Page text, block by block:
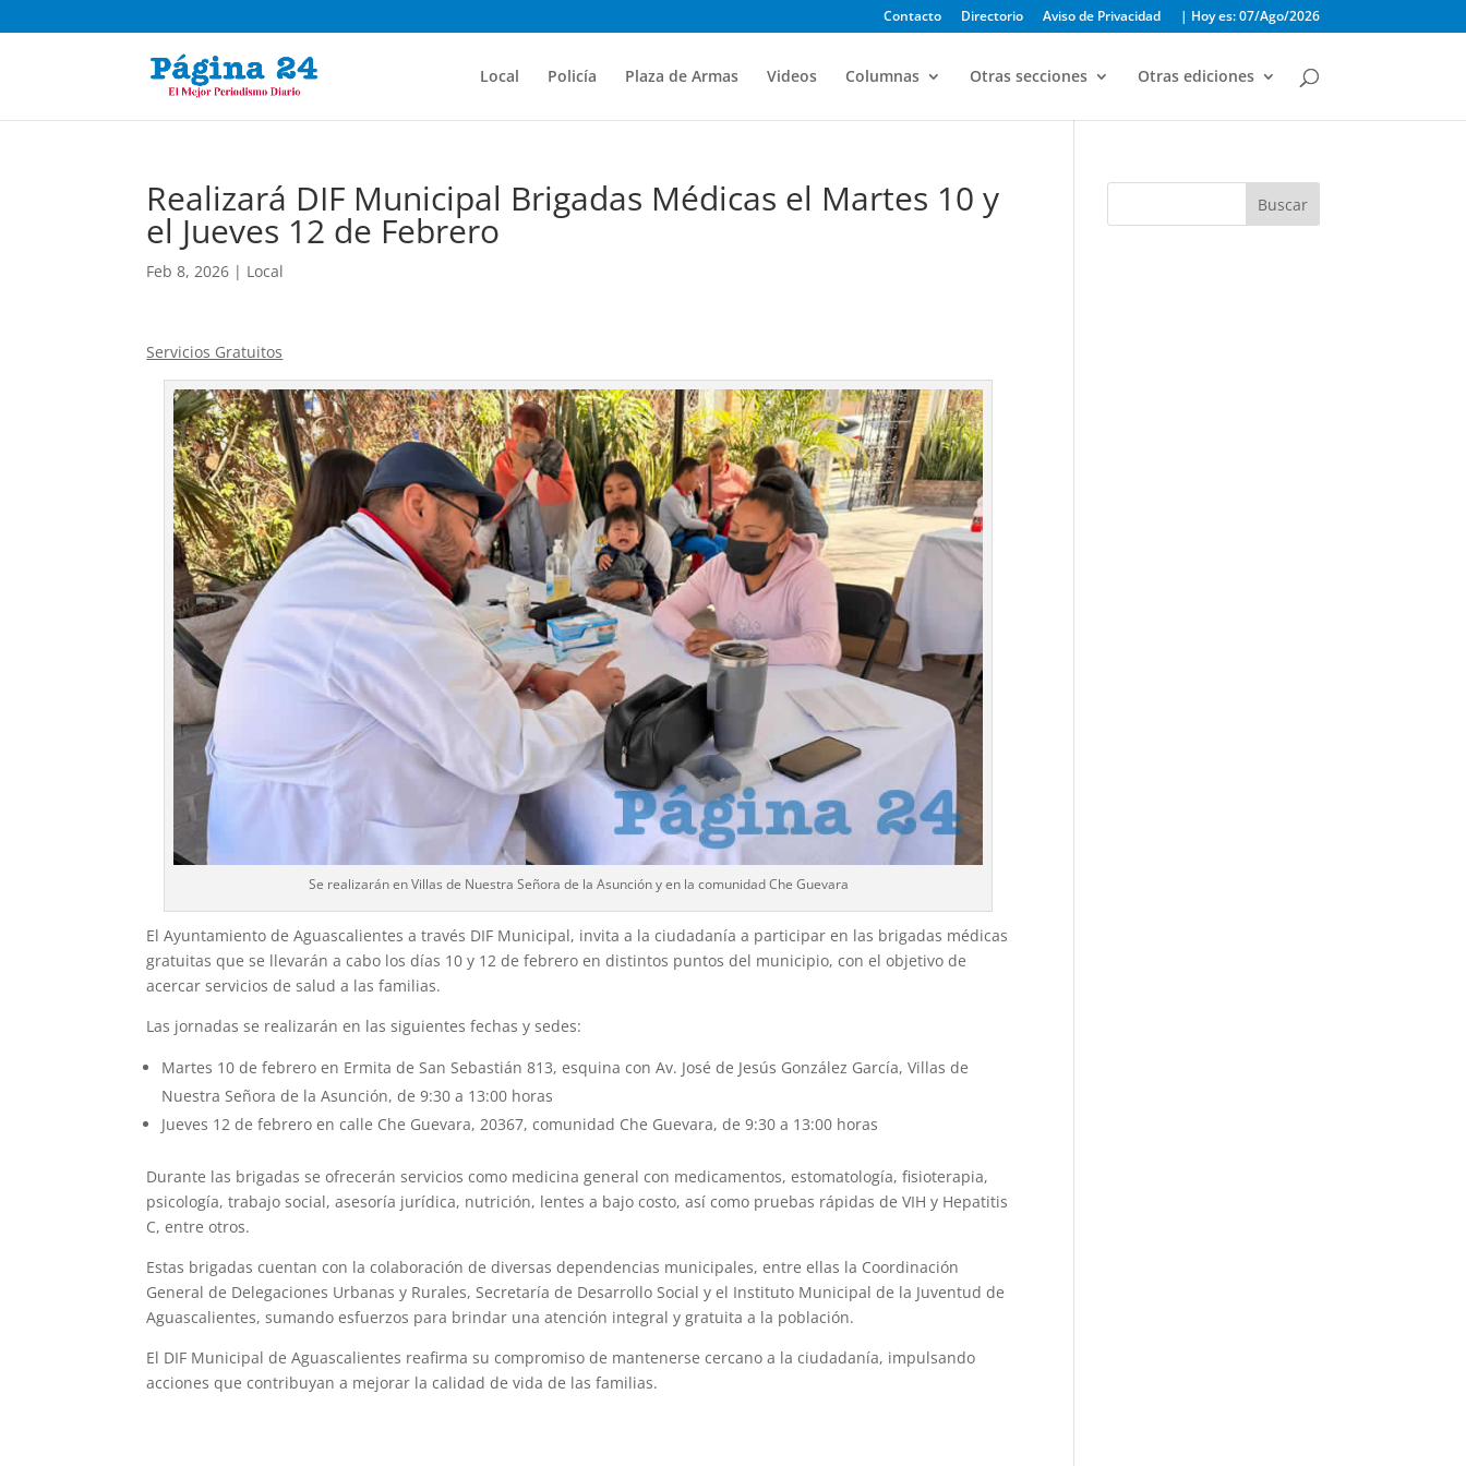
Contacto Directorio Aviso de Privacidad | Hoy es: 07/Ago/2026
Local Policía Plaza de Armas Videos Columnas Otras secciones Otras ediciones
Realizará DIF Municipal Brigadas Médicas el Martes 10 y
el Jueves 12 de Febrero
Feb 8, 2026 | Local
Servicios Gratuitos
Se realizarán en Villas de Nuestra Señora de la Asunción y en la comunidad Che Guevara
El Ayuntamiento de Aguascalientes a través DIF Municipal, invita a la ciudadanía a participar en las brigadas médicas
gratuitas que se llevarán a cabo los días 10 y 12 de febrero en distintos puntos del municipio, con el objetivo de
acercar servicios de salud a las familias.
Las jornadas se realizarán en las siguientes fechas y sedes:
Martes 10 de febrero en Ermita de San Sebastián 813, esquina con Av. José de Jesús González García, Villas de
Nuestra Señora de la Asunción, de 9:30 a 13:00 horas
Jueves 12 de febrero en calle Che Guevara, 20367, comunidad Che Guevara, de 9:30 a 13:00 horas
Durante las brigadas se ofrecerán servicios como medicina general con medicamentos, estomatología, fisioterapia,
psicología, trabajo social, asesoría jurídica, nutrición, lentes a bajo costo, así como pruebas rápidas de VIH y Hepatitis
C, entre otros.
Estas brigadas cuentan con la colaboración de diversas dependencias municipales, entre ellas la Coordinación
General de Delegaciones Urbanas y Rurales, Secretaría de Desarrollo Social y el Instituto Municipal de la Juventud de
Aguascalientes, sumando esfuerzos para brindar una atención integral y gratuita a la población.
El DIF Municipal de Aguascalientes reafirma su compromiso de mantenerse cercano a la ciudadanía, impulsando
acciones que contribuyan a mejorar la calidad de vida de las familias.
Buscar